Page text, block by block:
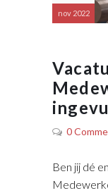
nov 2022
0
Ben jij dé